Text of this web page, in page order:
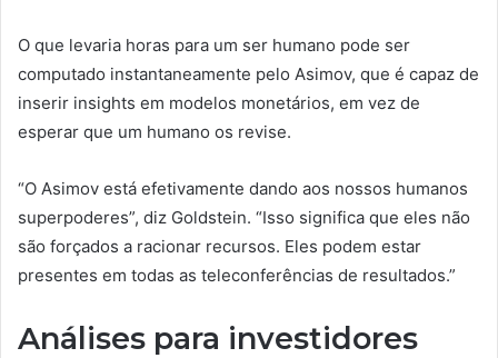
O que levaria horas para um ser humano pode ser
computado instantaneamente pelo Asimov, que é capaz de
inserir insights em modelos monetários, em vez de
esperar que um humano os revise.
“O Asimov está efetivamente dando aos nossos humanos
superpoderes”, diz Goldstein. “Isso significa que eles não
são forçados a racionar recursos. Eles podem estar
presentes em todas as teleconferências de resultados.”
Análises para investidores